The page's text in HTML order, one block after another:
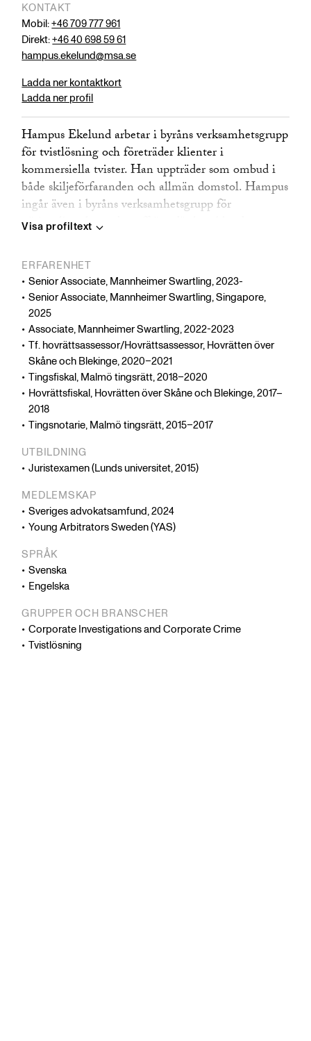
KONTAKT
Mobil:+46 709 777 961
Direkt:+46 40 698 59 61
hampus.ekelund@msa.se
Ladda ner kontaktkort
Ladda ner profil
Hampus Ekelund arbetar i byråns verksamhetsgrupp
för tvistlösning och företräder klienter i
kommersiella tvister. Han uppträder som ombud i
både skiljeförfaranden och allmän domstol. Hampus
ingår även i byråns verksamhetsgrupp för
näringslivsrelaterad straffrätt, där han bland annat
brott samt i brottsrelaterade tvister. Innan Hampus
började på byrån genomförde han
domarutbildningen och han har flerårig erfarenhet
av arbete som domare i tingsrätt och hovrätt.
Visa profiltext
ERFARENHET
Senior Associate, Mannheimer Swartling, 2023-
Senior Associate, Mannheimer Swartling, Singapore,
2025
Associate, Mannheimer Swartling, 2022-2023
Tf. hovrättsassessor/Hovrättsassessor, Hovrätten över
Skåne och Blekinge, 2020–2021
Tingsfiskal, Malmö tingsrätt, 2018–2020
Hovrättsfiskal, Hovrätten över Skåne och Blekinge, 2017–
2018
Tingsnotarie, Malmö tingsrätt, 2015–2017
UTBILDNING
Juristexamen (Lunds universitet, 2015)
MEDLEMSKAP
Sveriges advokatsamfund, 2024
Young Arbitrators Sweden (YAS)
SPRÅK
Svenska
Engelska
GRUPPER OCH BRANSCHER
Corporate Investigations and Corporate Crime
Tvistlösning